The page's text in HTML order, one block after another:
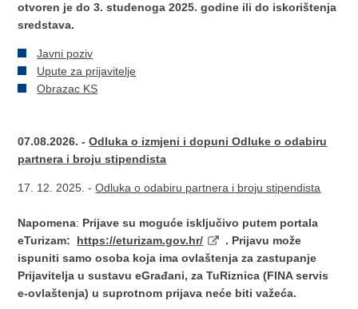
otvoren je do 3. studenoga 2025. godine ili do iskorištenja
sredstava.
Javni poziv
Upute za prijavitelje
Obrazac KS
07.08.2026. -Odluka o izmjeni i dopuni Odluke o odabiru
partnera i broju stipendista
17. 12. 2025. -Odluka o odabiru partnera i broju stipendista​
Napomena: Prijave su moguće isključivo putem portala
eTurizam: https://eturizam.gov.hr/
. Prijavu može
ispuniti samo osoba koja ima ovlaštenja za zastupanje
Prijavitelja u sustavu eGrađani, za TuRiznica (FINA servis
e-ovlaštenja) u suprotnom prijava neće biti važeća.